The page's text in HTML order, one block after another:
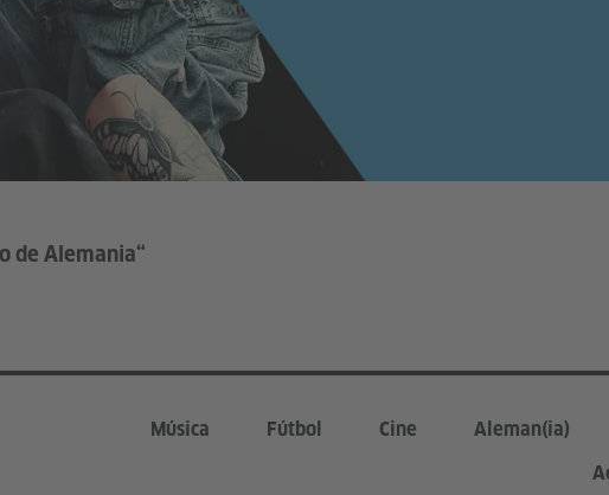
de Alemania“
Música Fútbol Cine Aleman(ia)